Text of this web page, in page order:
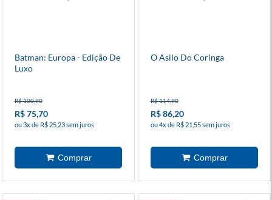
Batman: Europa - Edição De
Luxo
R$ 100,90
R$ 75,70
ou 3x de R$ 25,23 sem juros
O Asilo Do Coringa
R$ 114,90
R$ 86,20
ou 4x de R$ 21,55 sem juros